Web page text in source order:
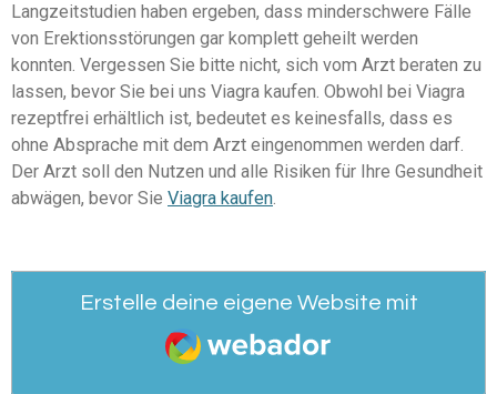
Langzeitstudien haben ergeben, dass minderschwere Fälle
von Erektionsstörungen gar komplett geheilt werden
konnten. Vergessen Sie bitte nicht, sich vom Arzt beraten zu
lassen, bevor Sie bei uns Viagra kaufen. Obwohl bei Viagra
rezeptfrei erhältlich ist, bedeutet es keinesfalls, dass es
ohne Absprache mit dem Arzt eingenommen werden darf.
Der Arzt soll den Nutzen und alle Risiken für Ihre Gesundheit
abwägen, bevor Sie Viagra kaufen.
Erstelle deine eigene Website mit
Webador